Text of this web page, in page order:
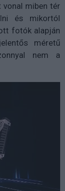
vonal miben tér
és mikortól
fotók alapján
méretű
nem a